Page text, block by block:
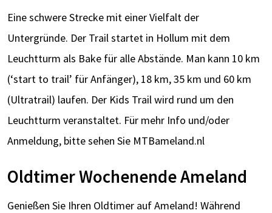
Eine schwere Strecke mit einer Vielfalt der
Untergründe. Der Trail startet in Hollum mit dem
Leuchtturm als Bake für alle Abstände. Man kann 10 km
(‘start to trail’ für Anfänger), 18 km, 35 km und 60 km
(Ultratrail) laufen. Der Kids Trail wird rund um den
Leuchtturm veranstaltet. Für mehr Info und/oder
Anmeldung, bitte sehen Sie MTBameland.nl
Oldtimer Wochenende Ameland
Genießen Sie Ihren Oldtimer auf Ameland! Während